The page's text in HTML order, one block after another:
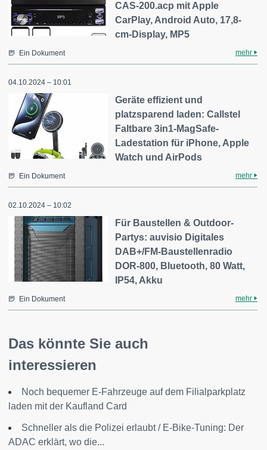
CAS-200.acp mit Apple
CarPlay, Android Auto, 17,8-
cm-Display, MP5
Ein Dokument mehr
04.10.2024 – 10:01
Geräte effizient und
platzsparend laden: Callstel
Faltbare 3in1-MagSafe-
Ladestation für iPhone, Apple
Watch und AirPods
Ein Dokument mehr
02.10.2024 – 10:02
Für Baustellen & Outdoor-
Partys: auvisio Digitales
DAB+/FM-Baustellenradio
DOR-800, Bluetooth, 80 Watt,
IP54, Akku
Ein Dokument mehr
Das könnte Sie auch
interessieren
Noch bequemer E-Fahrzeuge auf dem Filialparkplatz
laden mit der Kaufland Card
Schneller als die Polizei erlaubt / E-Bike-Tuning: Der
ADAC erklärt, wo die...